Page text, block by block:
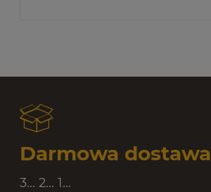
Darmowa dostawa
3... 2... 1...